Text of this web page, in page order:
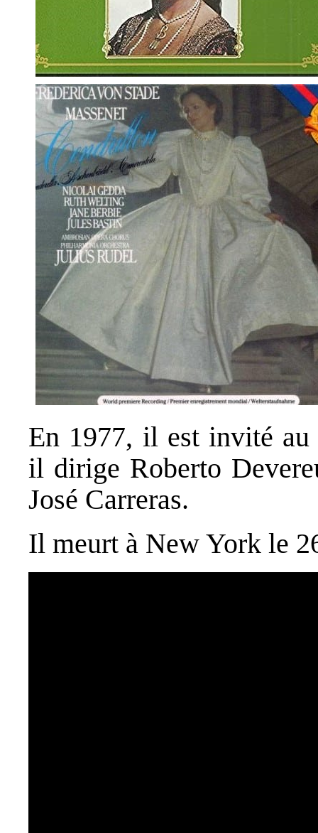
En 1977, il est invité au
il dirige Roberto
José Carreras.
Il meurt à New York le